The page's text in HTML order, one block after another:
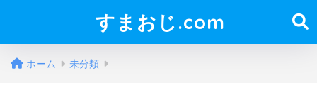
すまおじ.com
ホーム 未分類